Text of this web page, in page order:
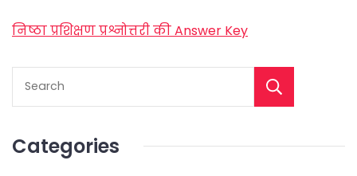
निष्ठा प्रशिक्षण प्रश्नोत्तरी की Answer Key
Categories